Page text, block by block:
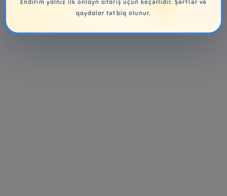
Endirim yalnız ilk onlayn sifariş üçün keçərlidir. Şərtlər və
qaydalar tətbiq olunur.